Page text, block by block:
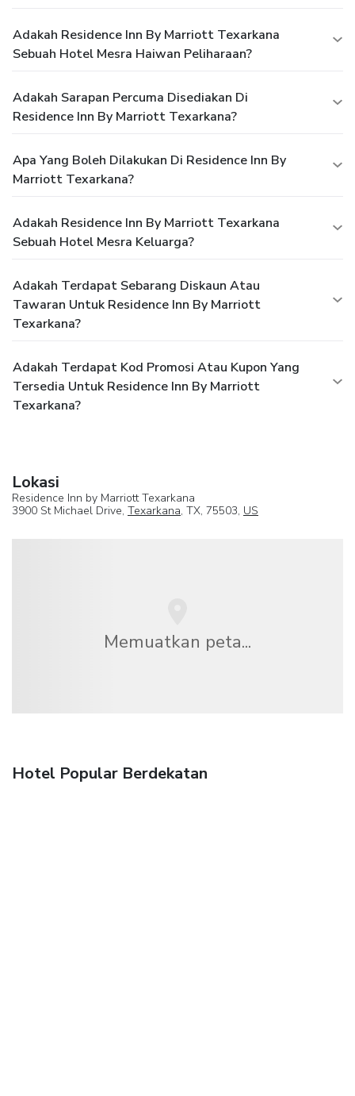
Adakah Residence Inn By Marriott Texarkana
Sebuah Hotel Mesra Haiwan Peliharaan?
Adakah Sarapan Percuma Disediakan Di
Residence Inn By Marriott Texarkana?
Apa Yang Boleh Dilakukan Di Residence Inn By
Marriott Texarkana?
Adakah Residence Inn By Marriott Texarkana
Sebuah Hotel Mesra Keluarga?
Adakah Terdapat Sebarang Diskaun Atau
Tawaran Untuk Residence Inn By Marriott
Texarkana?
Adakah Terdapat Kod Promosi Atau Kupon Yang
Tersedia Untuk Residence Inn By Marriott
Texarkana?
Lokasi
Residence Inn by Marriott Texarkana
3900 St Michael Drive, Texarkana, TX, 75503, US
Memuatkan peta...
Hotel Popular Berdekatan